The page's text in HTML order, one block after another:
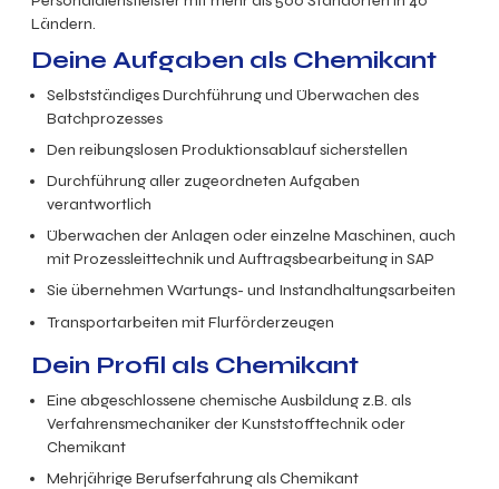
Ländern.
Deine Aufgaben als Chemikant
Selbstständiges Durchführung und Überwachen des
Batchprozesses
Den reibungslosen Produktionsablauf sicherstellen
Durchführung aller zugeordneten Aufgaben
verantwortlich
Überwachen der Anlagen oder einzelne Maschinen, auch
mit Prozessleittechnik und Auftragsbearbeitung in SAP
Sie übernehmen Wartungs- und Instandhaltungsarbeiten
Transportarbeiten mit Flurförderzeugen
Dein Profil als Chemikant
Eine abgeschlossene chemische Ausbildung z.B. als
Verfahrensmechaniker der Kunststofftechnik oder
Chemikant
Mehrjährige Berufserfahrung als Chemikant